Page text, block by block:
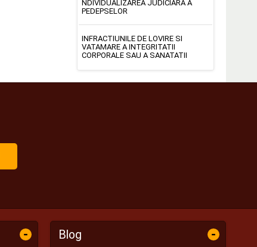
NDIVIDUALIZAREA JUDICIARA A
PEDEPSELOR
INFRACTIUNILE DE LOVIRE SI
VATAMARE A INTEGRITATII
CORPORALE SAU A SANATATII
- Blog -